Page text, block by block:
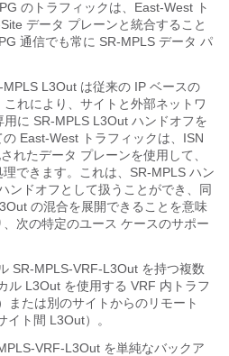
のトラフィックは、East-West ト
データ プレーンと統合すること
通信でも常に SR-MPLS データ パ
L3Out は従来の IP ベースの
れにより、サイトと外部ネットワ
に SR-MPLS L3Out ハンドオフを
East-West トラフィックは、ISN
れたデータ プレーンを使用して、
できます。これは、SR-MPLS ハン
ンドオフとして扱うことができ、同
の混合を展開できることを意味
次の特定のユース ケースのサポー
SR-MPLS-VRF-L3Out を持つ複数
ル L3Out を使用する VRF 内トラフ
または別のサイトからのリモート
ト間 L3Out）。
VRF-L3Out を単純なバックア